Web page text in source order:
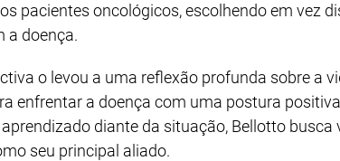
pacientes oncológicos, escolhendo em vez
a doença.
o levou a uma reflexão profunda sobre a
enfrentar a doença com uma postura
diante da situação, Bellotto
seu principal aliado.